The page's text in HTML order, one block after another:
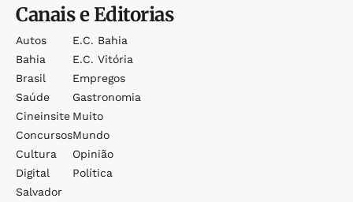
Canais e Editorias
Autos
Bahia
Brasil
Saúde
Cineinsite
Concursos
Cultura
Digital
Salvador
E.c. Bahia
E.c. Vitória
Empregos
Gastronomia
Muito
Mundo
Opinião
Política